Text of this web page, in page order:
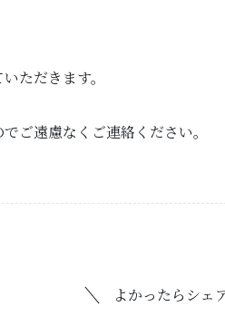
ただきます。
ご遠慮なくご連絡ください。
よかったらシェ